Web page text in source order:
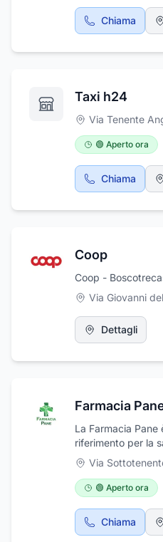
Chiama
Taxi h24
Via Tenente
🟢 Aperto ora
Chiama
Coop
Coop -
Via Giovanni
Dettagli
Farmacia
La Farmacia
riferimento per la
attraverso
eroga servizi oggi
della persona,
controllo della
e il Test Glicemia e
preparazioni
Via
🟢 Aperto ora
Chiama